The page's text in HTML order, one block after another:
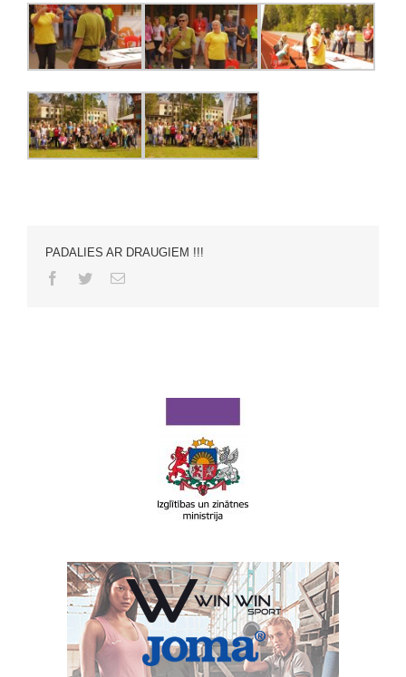
PADALIES AR DRAUGIEM !!!
Facebook
TwitterEmail